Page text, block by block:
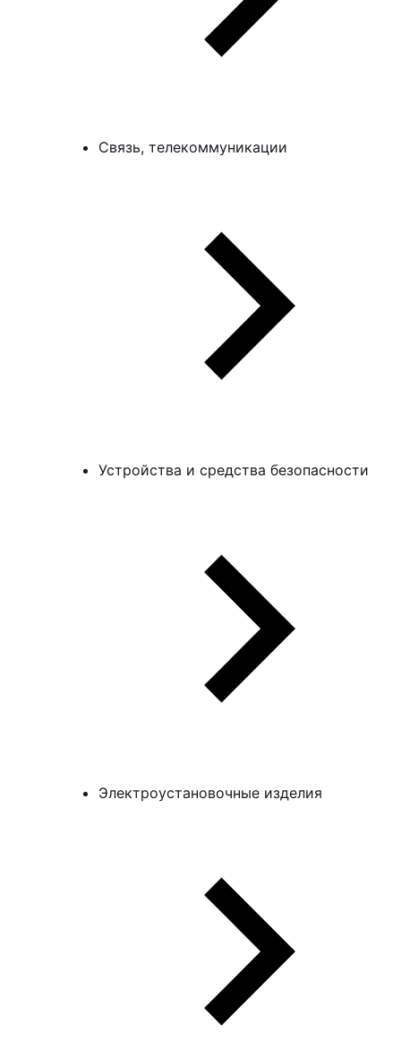
Связь, телекоммуникации
Устройства и средства безопасности
Электроустановочные изделия